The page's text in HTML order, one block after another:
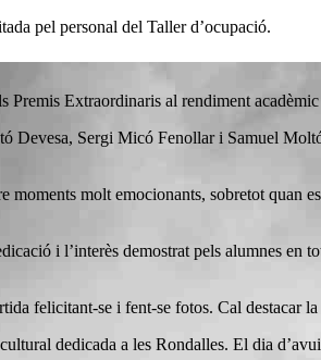
pel personal del Taller d’ocupació.
Extraordinaris al rendiment
Sergi Micó Fenollar i Samuel
molt emocionants, sobretot quan
i l’interès demostrat pels alumnes en
felicitant-se i fent-se fotos. Cal destacar
dedicada a les Rondalles. El dia